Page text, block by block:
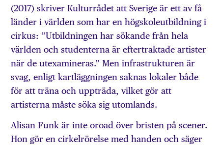
(2017) skriver Kulturrådet att Sverige är ett av få
länder i världen som har en högskoleutbildning i
cirkus: ”Utbildningen har sökande från hela
världen och studenterna är eftertraktade artister
när de utexamineras.” Men infrastrukturen är
svag, enligt kartläggningen saknas lokaler både
för att träna och uppträda, vilket gör att
artisterna måste söka sig utomlands.
Alisan Funk är inte oroad över bristen på scener.
Hon gör en cirkelrörelse med handen och säger